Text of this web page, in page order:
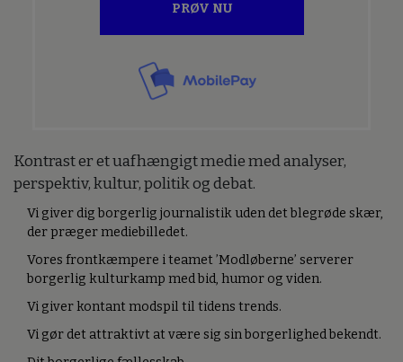
PRØV NU
Kontrast er et uafhængigt medie med analyser,
perspektiv, kultur, politik og debat.
Vi giver dig borgerlig journalistik uden det blegrøde skær,
der præger mediebilledet.
Vores frontkæmpere i teamet ’Modløberne’ serverer
borgerlig kulturkamp med bid, humor og viden.
Vi giver kontant modspil til tidens trends.
Vi gør det attraktivt at være sig sin borgerlighed bekendt.